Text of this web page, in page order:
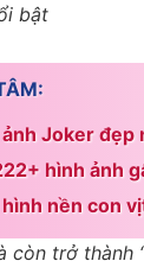
bật
Joker
hình ảnh
nền con
trở